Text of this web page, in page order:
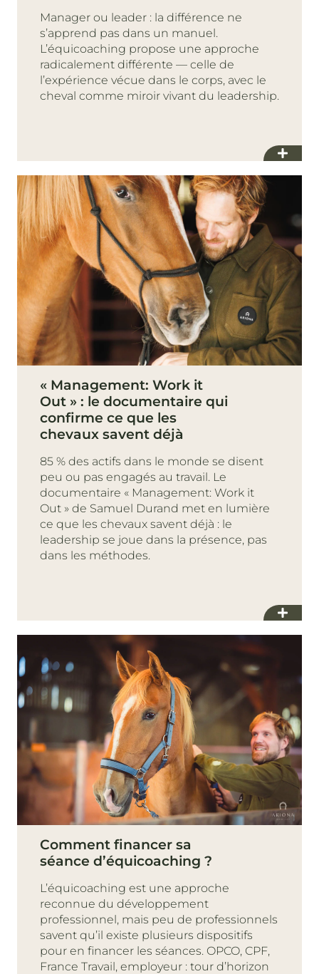
Manager ou leader : la différence ne
s’apprend pas dans un manuel.
L’équicoaching propose une approche
radicalement différente — celle de
l’expérience vécue dans le corps, avec le
cheval comme miroir vivant du leadership.
« Management: Work it
Out » : le documentaire qui
confirme ce que les
chevaux savent déjà
85 % des actifs dans le monde se disent
peu ou pas engagés au travail. Le
documentaire « Management: Work it
Out » de Samuel Durand met en lumière
ce que les chevaux savent déjà : le
leadership se joue dans la présence, pas
dans les méthodes.
Comment financer sa
séance d’équicoaching ?
L’équicoaching est une approche
reconnue du développement
professionnel, mais peu de professionnels
savent qu’il existe plusieurs dispositifs
pour en financer les séances. OPCO, CPF,
France Travail, employeur : tour d’horizon